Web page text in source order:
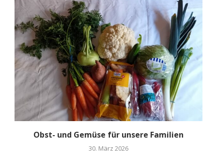
Obst- und Gemüse für unsere Familien
30. März 2026